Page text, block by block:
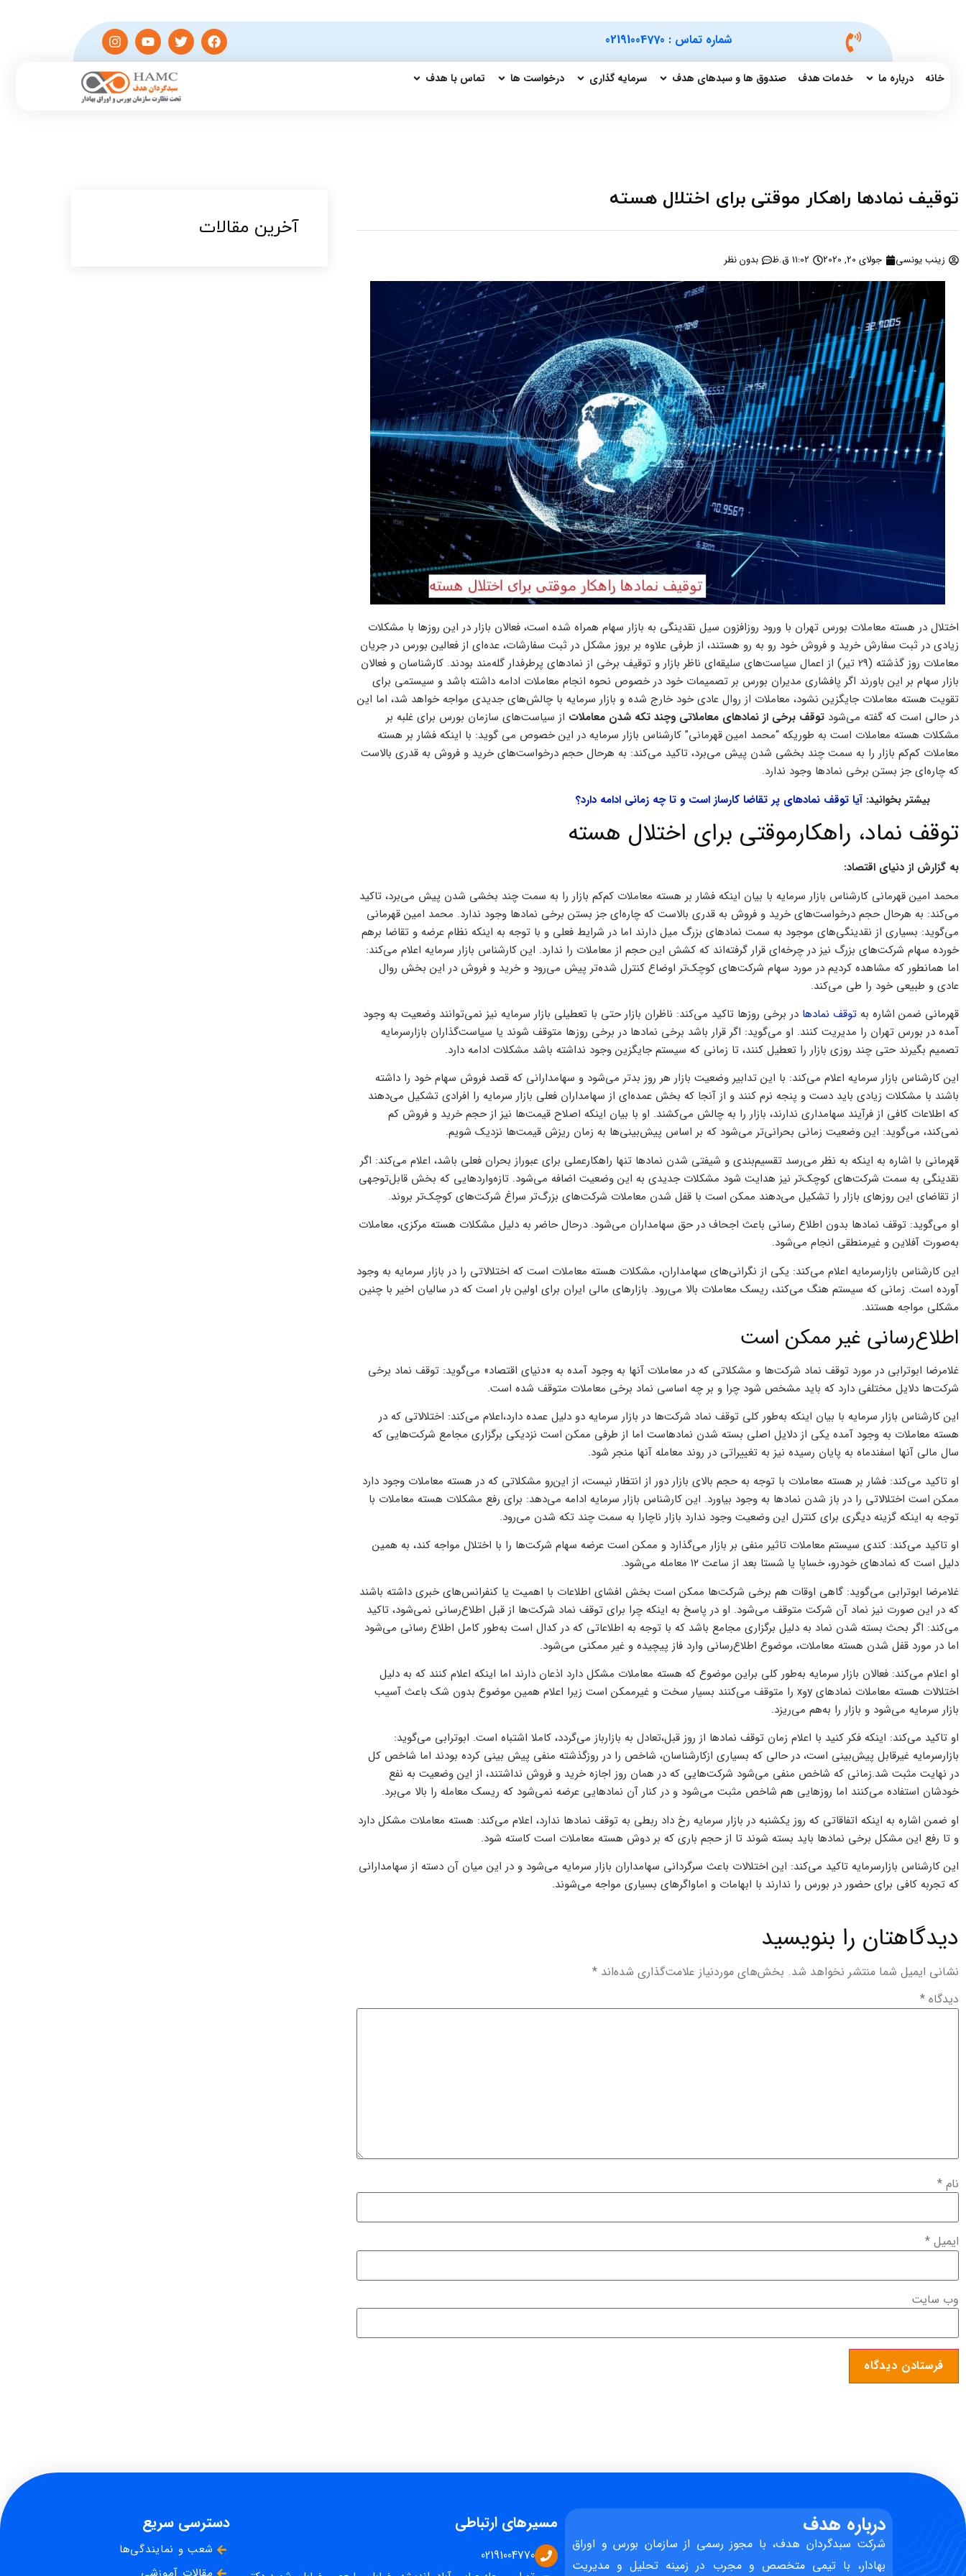
شماره تماس : 02191004770
خانه درباره ما خدمات هدف صندوق ها و سبدهای هدف سرمایه گذاری درخواست ها تماس با هدف
توقیف نمادها راهکار موقتی برای اختلال هسته
زینب یونسی جولای 20, 2020 11:02 ق.ظ بدون نظر
اختلال در هسته معاملات بورس تهران با ورود روزافزون سیل نقدینگی به بازار سهام همراه شده است، فعالان بازار در این روزها با مشکلات
زیادی در ثبت سفارش خرید و فروش خود رو به رو هستند، از طرفی علاوه بر بروز مشکل در ثبت سفارشات، عده‌ای از فعالین بورس در جریان
معاملات روز گذشته (29 تیر) از اعمال سیاست‌های سلیقه‌ای ناظر بازار و توقیف برخی از نمادهای پرطرفدار گله‌مند بودند. کارشناسان و فعالان
بازار سهام بر این باورند اگر پافشاری مدیران بورس بر تصمیمات خود در خصوص نحوه انجام معاملات ادامه داشته باشد و سیستمی برای
تقویت هسته معاملات جایگزین نشود، معاملات از روال عادی خود خارج شده و بازار سرمایه با چالش‌های جدیدی مواجه خواهد شد، اما این
در حالی است که گفته می‌شود توقف برخی از نمادهای معاملاتی وچند تکه شدن معاملات از سیاست‌های سازمان بورس برای غلبه بر
مشکلات هسته معاملات است به طوریکه “محمد امین قهرمانی” کارشناس بازار سرمایه در این خصوص می گوید: با اینکه فشار بر هسته
معاملات کم‌کم بازار را به سمت چند بخشی شدن پیش می‌برد، تاکید می‌کند: به هرحال حجم درخواست‌های خرید و فروش به قدری بالاست
که چاره‌ای جز بستن برخی نماد‌ها وجود ندارد.
بیشتر بخوانید: آیا توقف نمادهای پر تقاضا کارساز است و تا چه زمانی ادامه دارد؟
توقف نماد، راهکارموقتی برای اختلال هسته
به گزارش از دنیای اقتصاد:
محمد امین قهرمانی کارشناس بازار سرمایه با بیان اینکه فشار بر هسته معاملات کم‌کم بازار را به سمت چند بخشی شدن پیش می‌برد، تاکید
می‌کند: به هرحال حجم درخواست‌های خرید و فروش به قدری بالاست که چاره‌ای جز بستن برخی نماد‌ها وجود ندارد. محمد امین قهرمانی
می‌گوید: بسیاری از نقدینگی‌های موجود به سمت نمادهای بزرگ میل دارند اما در شرایط فعلی و با توجه به اینکه نظام عرضه و تقاضا برهم
خورده سهام شرکت‌های بزرگ نیز در چرخه‌ای قرار گرفته‌اند که کشش این حجم از معاملات را ندارد. این کارشناس بازار سرمایه اعلام می‌کند:
اما همانطور که مشاهده کردیم در مورد سهام شرکت‌های کوچک‌تر اوضاع کنترل شده‌تر پیش می‌رود و خرید و فروش در این بخش روال
عادی و طبیعی خود را طی می‌کند.
قهرمانی ضمن اشاره به توقف نمادها در برخی روزها تاکید می‌کند: ناظران بازار حتی با تعطیلی بازار سرمایه نیز نمی‌توانند وضعیت به وجود
آمده در بورس تهران را مدیریت کنند. او می‌گوید: اگر قرار باشد برخی نمادها در برخی روزها متوقف شوند یا سیاست‌گذاران بازارسرمایه
تصمیم بگیرند حتی چند روزی بازار را تعطیل کنند، تا زمانی که سیستم جایگزین وجود نداشته باشد مشکلات ادامه دارد.
این کارشناس بازار سرمایه اعلام می‌کند: با این تدابیر وضعیت بازار هر روز بدتر می‌شود و سهامدارانی که قصد فروش سهام خود را داشته
باشند با مشکلات زیادی باید دست و پنجه نرم کنند و از آنجا که بخش عمده‌ای از سهامداران فعلی بازار سرمایه را افرادی تشکیل می‌دهند
که اطلاعات کافی از فرآیند سهامداری ندارند، بازار را به چالش می‌کشند. او با بیان اینکه اصلاح قیمت‌ها نیز از حجم خرید و فروش کم
نمی‌کند، می‌گوید: این وضعیت زمانی بحرانی‌تر می‌شود که بر اساس پیش‌بینی‌ها به زمان ریزش قیمت‌ها نزدیک شویم.
قهرمانی با اشاره به اینکه به نظر می‌رسد تقسیم‌بندی و شیفتی شدن نمادها تنها راهکارعملی برای عبوراز بحران فعلی باشد، اعلام می‌کند: اگر
نقدینگی به سمت شرکت‌های کوچک‌تر نیز هدایت شود مشکلات جدیدی به این وضعیت اضافه می‌شود. تازه‌واردهایی که بخش قابل‌توجهی
از تقاضای این روزهای بازار را تشکیل می‌دهند ممکن است با قفل شدن معاملات شرکت‌های بزرگ‌تر سراغ شرکت‌های کوچک‌تر بروند.
او می‌گوید: توقف نماد‌ها بدون اطلاع رسانی باعث اجحاف در حق سهامداران می‌شود. درحال حاضر به دلیل مشکلات هسته مرکزی، معاملات
به‌صورت آفلاین و غیرمنطقی انجام می‌شود.
این کارشناس بازارسرمایه اعلام می‌کند: یکی از نگرانی‌های سهامداران، مشکلات هسته معاملات است که اختلالاتی را در بازار سرمایه به وجود
آورده است. زمانی که سیستم هنگ می‌کند، ریسک معاملات بالا می‌رود. بازارهای مالی ایران برای اولین بار است که در سالیان اخیر با چنین
مشکلی مواجه هستند.
اطلاع‌رسانی غیر ممکن است
غلامرضا ابوترابی در مورد توقف نماد شرکت‌ها و مشکلاتی که در معاملات آنها به وجود آمده به «دنیای اقتصاد» می‌گوید: توقف نماد برخی
شرکت‌ها دلایل مختلفی دارد که باید مشخص شود چرا و بر چه اساسی نماد برخی معاملات متوقف شده است.
این کارشناس بازار سرمایه با بیان اینکه به‌طور کلی توقف نماد شرکت‌ها در بازار سرمایه دو دلیل عمده دارد،اعلام می‌کند: اختلالاتی که در
هسته معاملات به وجود آمده یکی از دلایل اصلی بسته شدن نماد‌هاست اما از طرفی ممکن است نزدیکی برگزاری مجامع شرکت‌هایی که
سال مالی آنها اسفند‌ماه به پایان رسیده نیز به تغییراتی در روند معامله آنها منجر شود.
او تاکید می‌کند: فشار بر هسته معاملات با توجه به حجم بالای بازار دور از انتظار نیست، از این‌رو مشکلاتی که در هسته معاملات وجود دارد
ممکن است اختلالاتی را در باز شدن نماد‌ها به وجود بیاورد. این کارشناس بازار سرمایه ادامه می‌دهد: برای رفع مشکلات هسته معاملات با
توجه به اینکه گزینه دیگری برای کنترل این وضعیت وجود ندارد بازار ناچارا به سمت چند تکه شدن می‌رود.
او تاکید می‌کند: کندی سیستم معاملات تاثیر منفی بر بازار می‌گذارد و ممکن است عرضه سهام شرکت‌ها را با اختلال مواجه کند، به همین
دلیل است که نمادهای خودرو، خساپا یا شستا بعد از ساعت ۱۲ معامله می‌شود.
غلامرضا ابوترابی می‌گوید: گاهی اوقات هم برخی شرکت‌ها ممکن است بخش افشای اطلاعات با اهمیت یا کنفرانس‌های خبری داشته باشند
که در این صورت نیز نماد آن شرکت متوقف می‌شود. او در پاسخ به اینکه چرا برای توقف نماد شرکت‌ها از قبل اطلاع‌رسانی نمی‌شود، تاکید
می‌کند: اگر بحث بسته شدن نماد به دلیل برگزاری مجامع باشد که با توجه به اطلاعاتی که در کدال است به‌طور کامل اطلاع رسانی می‌شود
اما در مورد قفل شدن هسته معاملات، موضوع اطلاع‌رسانی وارد فاز پیچیده و غیر ممکنی می‌شود.
او اعلام می‌کند: فعالان بازار سرمایه به‌طور کلی براین موضوع که هسته معاملات مشکل دارد اذعان دارند اما اینکه اعلام کنند که به دلیل
اختلالات هسته معاملات نمادهای yوx را متوقف می‌کنند بسیار سخت و غیرممکن است زیرا اعلام همین موضوع بدون شک باعث آسیب
بازار سرمایه می‌شود و بازار را به‌هم می‌ریزد.
او تاکید می‌کند: اینکه فکر کنید با اعلام زمان توقف نمادها از روز قبل،تعادل به بازارباز می‌گردد، کاملا اشتباه است. ابوترابی می‌گوید:
بازارسرمایه غیرقابل پیش‌بینی است، در حالی که بسیاری ازکارشناسان، شاخص را در روزگذشته منفی پیش بینی کرده بودند اما شاخص کل
در نهایت مثبت شد.زمانی که شاخص منفی می‌شود شرکت‌هایی که در همان روز اجازه خرید و فروش نداشتند، از این وضعیت به نفع
خودشان استفاده می‌کنند اما روزهایی هم شاخص مثبت می‌شود و در کنار آن نمادهایی عرضه نمی‌شود که ریسک معامله را بالا می‌برد.
او ضمن اشاره به اینکه اتفاقاتی که روز یکشنبه در بازار سرمایه رخ داد ربطی به توقف نماد‌ها ندارد، اعلام می‌کند: هسته معاملات مشکل دارد
و تا رفع این مشکل برخی نمادها باید بسته شوند تا از حجم باری که بر دوش هسته معاملات است کاسته شود.
این کارشناس بازارسرمایه تاکید می‌کند: این اختلالات باعث سرگردانی سهامداران بازار سرمایه می‌شود و در این میان آن دسته از سهامدارانی
که تجربه کافی برای حضور در بورس را ندارند با ابهامات و اما‌و‌اگرهای بسیاری مواجه می‌شوند.
دیدگاهتان را بنویسید
نشانی ایمیل شما منتشر نخواهد شد. بخش‌های موردنیاز علامت‌گذاری شده‌اند *
دیدگاه *
نام *
ایمیل *
وب‌ سایت
آخرین مقالات​
درباره هدف
شرکت سبدگردان هدف، با مجوز رسمی از سازمان بورس و اوراق
بهادار، با تیمی متخصص و مجرب در زمینه تحلیل و مدیریت
مسیرهای ارتباطی
02191004770
دسترسی سریع
شعب و نمایندگی‌ها